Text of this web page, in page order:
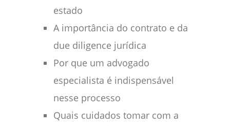
estado
A importância do contrato e da
due diligence jurídica
Por que um advogado
especialista é indispensável
nesse processo
Quais cuidados tomar com a